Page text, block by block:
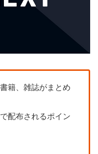
籍、雑誌がまとめ
配布されるポイン